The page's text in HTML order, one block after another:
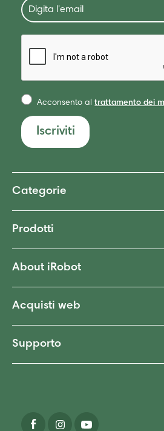
Acconsento altrattamento dei
Iscriviti
Categorie
Prodotti
About iRobot
Acquisti web
Supporto